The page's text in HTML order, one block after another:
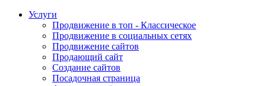
Услуги
Продвижение в топ - Классическое
Продвижение в социальных сетях
Продвижение сайтов
Продающий сайт
Создание сайтов
Посадочная страница